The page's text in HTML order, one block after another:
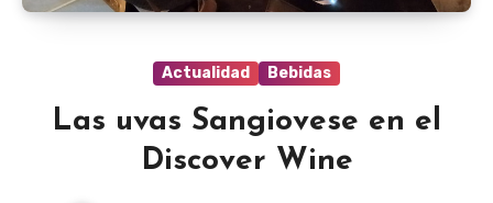
Actualidad Bebidas
Las uvas Sangiovese en el
Discover Wine